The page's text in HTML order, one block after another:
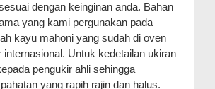
dengan keinginan anda. Bahan
yang kami pergunakan pada
kayu mahoni yang sudah di oven
internasional. Untuk kedetailan ukiran
pengukir ahli sehingga
yang rapih rajin dan halus.